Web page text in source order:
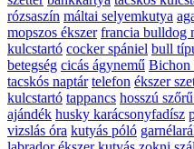
rózsaszín máltai selyemkutya
mopszos ékszer francia bulldog
kulcstartó cocker spániel bull
betegség cicás ágynemű Bichon
tacskós naptár telefon ékszer
kulcstartó tappancs hosszú
ajándék husky karácsonyfadísz
vizslás óra kutyás póló